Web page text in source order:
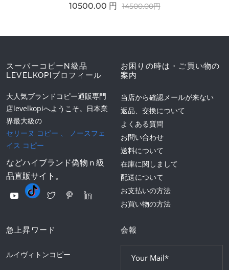
10500.00 円 14500.00円
スーパーコピーN級品
LEVELKOPIプロフィール
大人気ブランドコピー通販専門
店levelkopiへようこそ。日本業
界最大級の
セリーヌ コピー 、
ノースフェ
イス コピー
などハイブランド偽物ｎ級
品直販サイト。
お困りの時は・ご買い物の
案内
当店から確認メールが来ない
返品、交換について
よくある質問
お問い合わせ
送料について
在庫に関しまして
配送について
お支払いの方法
お買い物の方法
急上昇ワード
ルイヴィトンコピー
会報